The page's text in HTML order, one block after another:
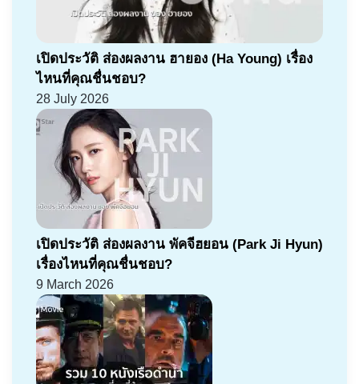
เปิดประวัติ ส่องผลงาน ฮายอง (Ha Young) เรื่อง
ไหนที่คุณชื่นชอบ?
28 July 2026
เปิดประวัติ ส่องผลงาน พัคจีฮยอน (Park Ji Hyun)
เรื่องไหนที่คุณชื่นชอบ?
9 March 2026